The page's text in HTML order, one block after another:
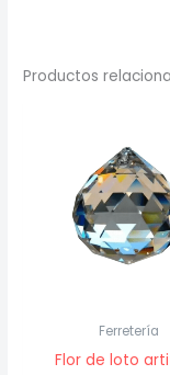
Productos
Ferretería
Flor de loto